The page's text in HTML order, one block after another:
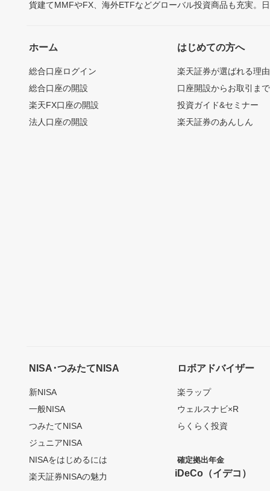
貨建てMMFやFX、海外ETFなどグローバル投資商品も充実。
ホーム
総合口座ログイン
総合口座の開設
楽天FX口座の開設
法人口座の開設
はじめての方へ
楽天証券が選ばれる理由
口座開設からお取引ま
投資ガイド&セミナー
楽天証券のあんしん
NISA･つみたてNISA
新NISA
一般NISA
つみたてNISA
ジュニアNISA
NISAをはじめるには
楽天証券NISAの魅力
ロボアドバイザー
楽ラップ
ウェルスナビ×R
らくらく投資
確定拠出年金
iDeCo（イデコ）